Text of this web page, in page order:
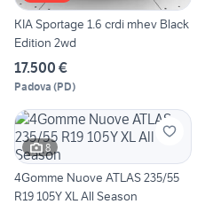
KIA Sportage 1.6 crdi mhev Black
Edition 2wd
17.500 €
Padova (PD)
8
4Gomme Nuove ATLAS 235/55
R19 105Y XL All Season